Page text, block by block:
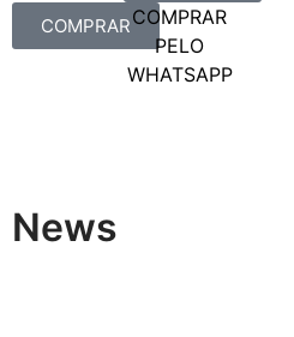
COMPRARCOMPRAR
PELO
WHATSAPP
News